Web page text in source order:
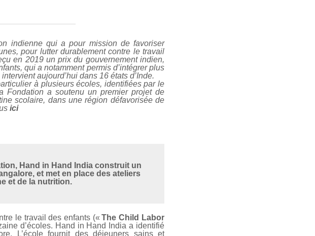
indienne qui a pour mission de favoriser
pour lutter durablement contre le travail
en 2019 un prix du gouvernement indien,
qui a notamment permis d’intégrer plus
aujourd’hui dans 16 états d’Inde.
à plusieurs écoles, identifiées par le
Fondation a soutenu un premier projet de
scolaire, dans une région défavorisée de
ici
Hand in Hand India construit un
et met en place des ateliers
et de la nutrition.
le travail des enfants («The Child Labor
d’écoles. Hand in Hand India a identifié
L’école fournit des déjeuners sains et